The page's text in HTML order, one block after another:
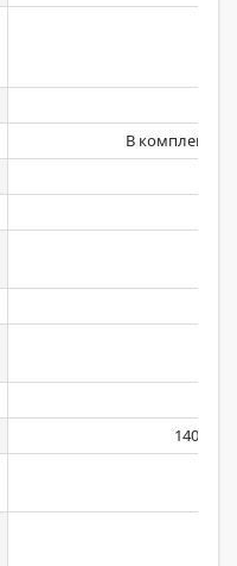
В комплекте
14000